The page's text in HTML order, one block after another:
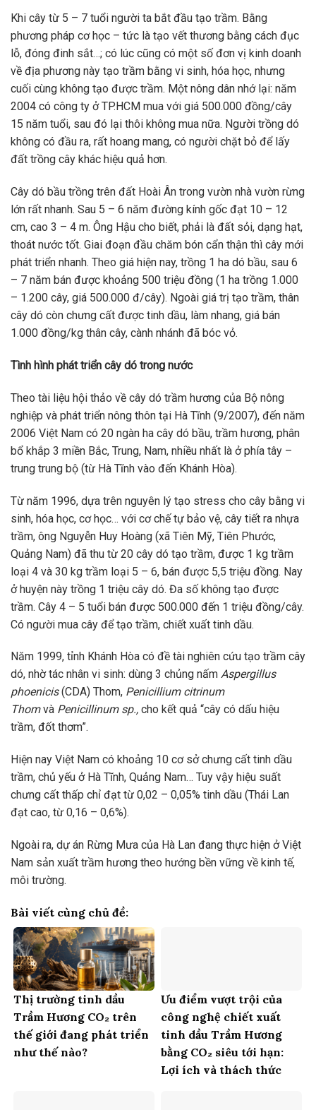
Khi cây từ 5 – 7 tuổi người ta bắt đầu tạo trầm. Bằng
phương pháp cơ học – tức là tạo vết thương bằng cách đục
lỗ, đóng đinh sắt…; có lúc cũng có một số đơn vị kinh doanh
về địa phương này tạo trầm bằng vi sinh, hóa học, nhưng
cuối cùng không tạo được trầm. Một nông dân nhớ lại: năm
2004 có công ty ở TP.HCM mua với giá 500.000 đồng/cây
15 năm tuổi, sau đó lại thôi không mua nữa. Người trồng dó
không có đầu ra, rất hoang mang, có người chặt bỏ để lấy
đất trồng cây khác hiệu quả hơn.
Cây dó bầu trồng trên đất Hoài Ân trong vườn nhà vườn rừng
lớn rất nhanh. Sau 5 – 6 năm đường kính gốc đạt 10 – 12
cm, cao 3 – 4 m. Ông Hậu cho biết, phải là đất sỏi, dạng hạt,
thoát nước tốt. Giai đoạn đầu chăm bón cẩn thận thì cây mới
phát triển nhanh. Theo giá hiện nay, trồng 1 ha dó bầu, sau 6
– 7 năm bán được khoảng 500 triệu đồng (1 ha trồng 1.000
– 1.200 cây, giá 500.000 đ/cây). Ngoài giá trị tạo trầm, thân
cây dó còn chưng cất được tinh dầu, làm nhang, giá bán
1.000 đồng/kg thân cây, cành nhánh đã bóc vỏ.
Tình hình phát triển cây dó trong nước
Theo tài liệu hội thảo về cây dó trầm hương của Bộ nông
nghiệp và phát triển nông thôn tại Hà Tĩnh (9/2007), đến năm
2006 Việt Nam có 20 ngàn ha cây dó bầu, trầm hương, phân
bổ khắp 3 miền Bắc, Trung, Nam, nhiều nhất là ở phía tây –
trung trung bộ (từ Hà Tĩnh vào đến Khánh Hòa).
Từ năm 1996, dựa trên nguyên lý tạo stress cho cây bằng vi
sinh, hóa học, cơ học… với cơ chế tự bảo vệ, cây tiết ra nhựa
trầm, ông Nguyễn Huy Hoàng (xã Tiên Mỹ, Tiên Phước,
Quảng Nam) đã thu từ 20 cây dó tạo trầm, được 1 kg trầm
loại 4 và 30 kg trầm loại 5 – 6, bán được 5,5 triệu đồng. Nay
ở huyện này trồng 1 triệu cây dó. Đa số không tạo được
trầm. Cây 4 – 5 tuổi bán được 500.000 đến 1 triệu đồng/cây.
Có người mua cây để tạo trầm, chiết xuất tinh dầu.
Năm 1999, tỉnh Khánh Hòa có đề tài nghiên cứu tạo trầm cây
dó, nhờ tác nhân vi sinh: dùng 3 chủng nấm Aspergillus
phoenicis(CDA) Thom, Penicillium citrinum
Thomvà Penicillinum sp., cho kết quả “cây có dấu hiệu
trầm, đốt thơm”.
Hiện nay Việt Nam có khoảng 10 cơ sở chưng cất tinh dầu
trầm, chủ yếu ở Hà Tĩnh, Quảng Nam… Tuy vậy hiệu suất
chưng cất thấp chỉ đạt từ 0,02 – 0,05% tinh dầu (Thái Lan
đạt cao, từ 0,16 – 0,6%).
Ngoài ra, dự án Rừng Mưa của Hà Lan đang thực hiện ở Việt
Nam sản xuất trầm hương theo hướng bền vững về kinh tế,
môi trường.
Bài viết cùng chủ đề:
Thị trường tinh dầu
Trầm Hương CO₂ trên
thế giới đang phát triển
như thế nào?
Ưu điểm vượt trội của
công nghệ chiết xuất
tinh dầu Trầm Hương
bằng CO₂ siêu tới hạn:
Lợi ích và thách thức